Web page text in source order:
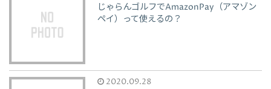
じゃらんゴルフでAmazonPay（アマゾン
ペイ）って使えるの？
2020.09.28